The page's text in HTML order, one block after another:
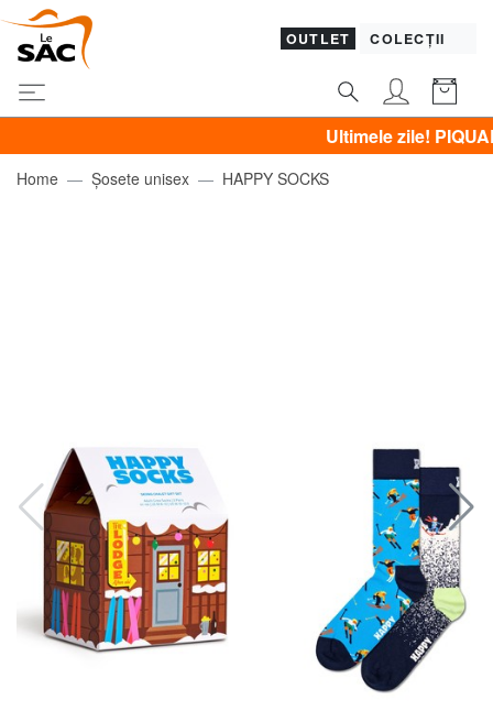
OUTLET COLECȚII
Ultimele zile! PIQUADRO,
Home Șosete unisex HAPPY SOCKS